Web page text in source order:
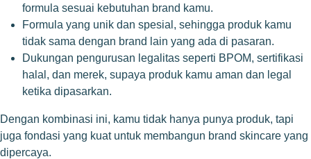
formula sesuai kebutuhan brand kamu.
Formula yang unik dan spesial, sehingga produk kamu
tidak sama dengan brand lain yang ada di pasaran.
Dukungan pengurusan legalitas seperti BPOM, sertifikasi
halal, dan merek, supaya produk kamu aman dan legal
ketika dipasarkan.
Dengan kombinasi ini, kamu tidak hanya punya produk, tapi
juga fondasi yang kuat untuk membangun brand skincare yang
dipercaya.